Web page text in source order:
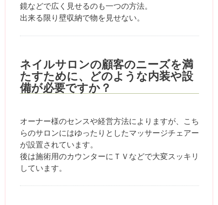
鏡などで広く見せるのも一つの方法。
出来る限り壁収納で物を見せない。
ネイルサロンの顧客のニーズを満
たすために、どのような内装や設
備が必要ですか？
オーナー様のセンスや経営方法によりますが、こち
らのサロンにはゆったりとしたマッサージチェアー
が設置されています。
後は施術用のカウンターにＴＶなどで大変スッキリ
しています。